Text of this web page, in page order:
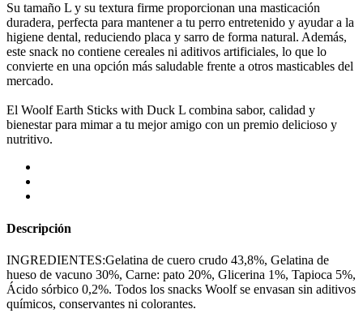
Su tamaño L y su textura firme proporcionan una masticación
duradera, perfecta para mantener a tu perro entretenido y ayudar a la
higiene dental, reduciendo placa y sarro de forma natural. Además,
este snack no contiene cereales ni aditivos artificiales, lo que lo
convierte en una opción más saludable frente a otros masticables del
mercado.
El Woolf Earth Sticks with Duck L combina sabor, calidad y
bienestar para mimar a tu mejor amigo con un premio delicioso y
nutritivo.
Descripción
INGREDIENTES:Gelatina de cuero crudo 43,8%, Gelatina de
hueso de vacuno 30%, Carne: pato 20%, Glicerina 1%, Tapioca 5%,
Ácido sórbico 0,2%. Todos los snacks Woolf se envasan sin aditivos
químicos, conservantes ni colorantes.